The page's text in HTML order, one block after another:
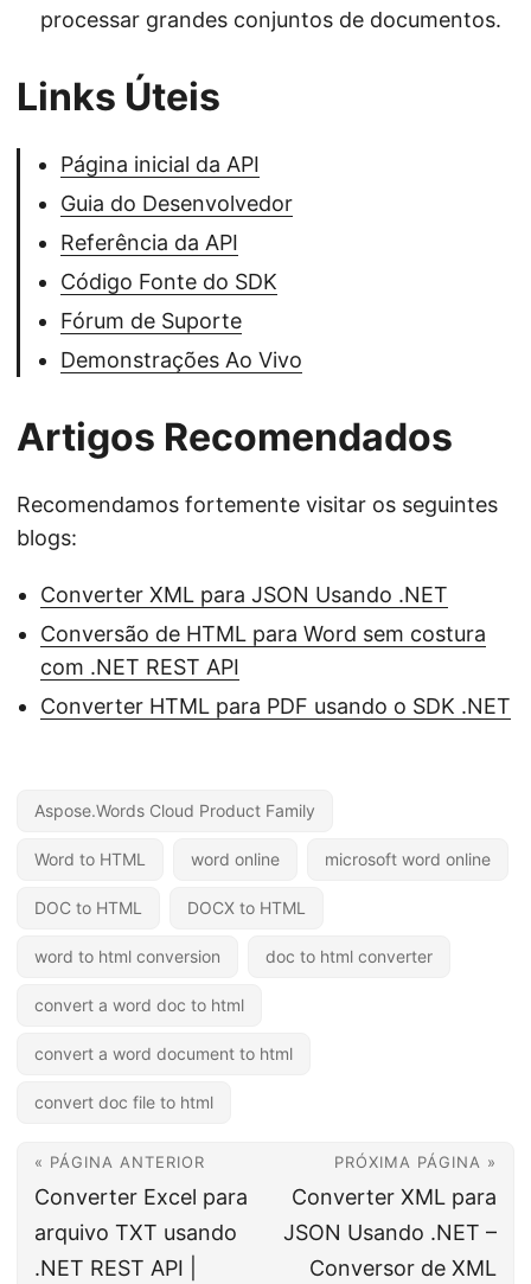
processar grandes conjuntos de documentos.
Links Úteis
Página inicial da API
Guia do Desenvolvedor
Referência da API
Código Fonte do SDK
Fórum de Suporte
Demonstrações Ao Vivo
Artigos Recomendados
Recomendamos fortemente visitar os seguintes
blogs:
Converter XML para JSON Usando .NET
Conversão de HTML para Word sem costura
com .NET REST API
Converter HTML para PDF usando o SDK .NET
Aspose.Words Cloud Product Family
Word to HTML word online microsoft word online
DOC to HTML DOCX to HTML
word to html conversion doc to html converter
convert a word doc to html
convert a word document to html
convert doc file to html
« PÁGINA ANTERIOR
Converter Excel para
arquivo TXT usando
.NET REST API |
PRÓXIMA PÁGINA »
Converter XML para
JSON Usando .NET –
Conversor de XML